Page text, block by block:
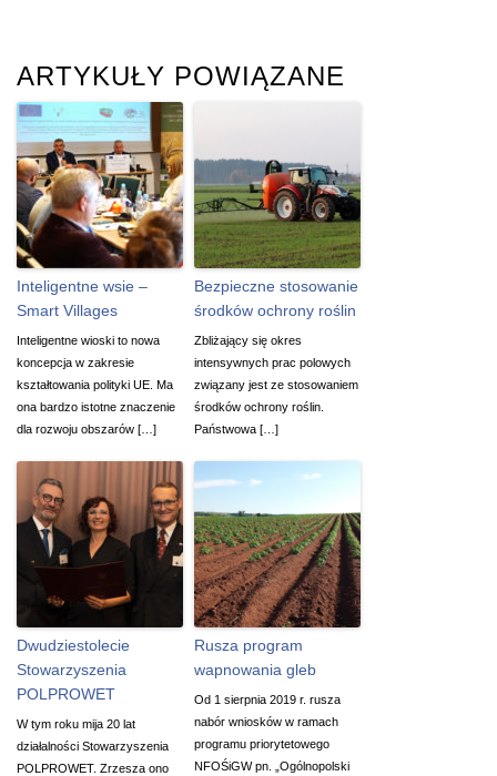
ARTYKUŁY POWIĄZANE
Inteligentne wsie –
Smart Villages
Inteligentne wioski to nowa
koncepcja w zakresie
kształtowania polityki UE. Ma
ona bardzo istotne znaczenie
dla rozwoju obszarów […]
Bezpieczne stosowanie
środków ochrony roślin
Zbliżający się okres
intensywnych prac polowych
związany jest ze stosowaniem
środków ochrony roślin.
Państwowa […]
Dwudziestolecie
Stowarzyszenia
POLPROWET
W tym roku mija 20 lat
działalności Stowarzyszenia
POLPROWET. Zrzesza ono
Rusza program
wapnowania gleb
Od 1 sierpnia 2019 r. rusza
nabór wniosków w ramach
programu priorytetowego
NFOŚiGW pn. „Ogólnopolski